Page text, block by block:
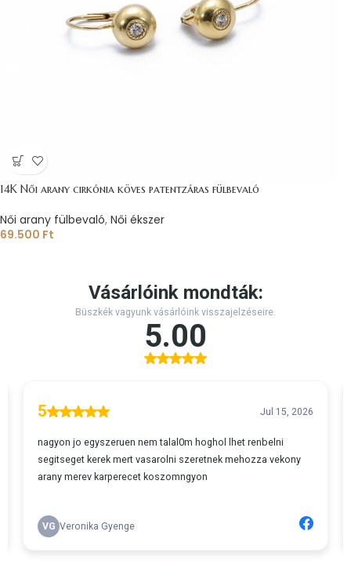
14K Női arany cirkónia köves patentzáras fülbevaló
Női arany fülbevaló, Női ékszer
69.500 Ft